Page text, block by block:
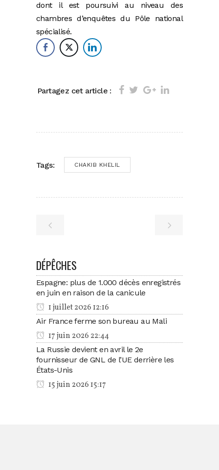
dont il est poursuivi au niveau des
chambres d’enquêtes du Pôle national
spécialisé.
Partagez cet article :
Tags: CHAKIB KHELIL
DÉPÊCHES
Espagne: plus de 1.000 décès enregistrés
en juin en raison de la canicule
1 juillet 2026 12:16
Air France ferme son bureau au Mali
17 juin 2026 22:44
La Russie devient en avril le 2e
fournisseur de GNL de l’UE derrière les
États-Unis
15 juin 2026 15:17